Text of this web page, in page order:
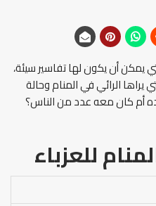
يمكن أن يكون لها تفاسير سيئة،
يراها الرائي في المنام وحالة
أم كان معه عدد من الناس؟
للعزباء